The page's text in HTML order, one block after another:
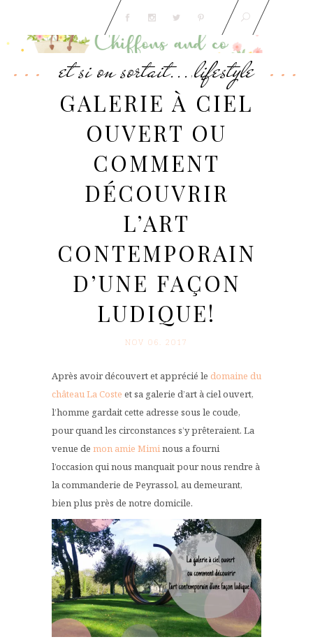
et si on sortait... ,lifestyle
GALERIE À CIEL
OUVERT OU
COMMENT
DÉCOUVRIR
L’ART
CONTEMPORAIN
D’UNE FAÇON
LUDIQUE!
NOV 06. 2017
Après avoir découvert et apprécié le domaine du
château La Coste et sa galerie d’art à ciel ouvert,
l’homme gardait cette adresse sous le coude,
pour quand les circonstances s’y prêteraient. La
venue de mon amie Miminous a fourni
l’occasion qui nous manquait pour nous rendre à
la commanderie de Peyrassol, au demeurant,
bien plus près de notre domicile.